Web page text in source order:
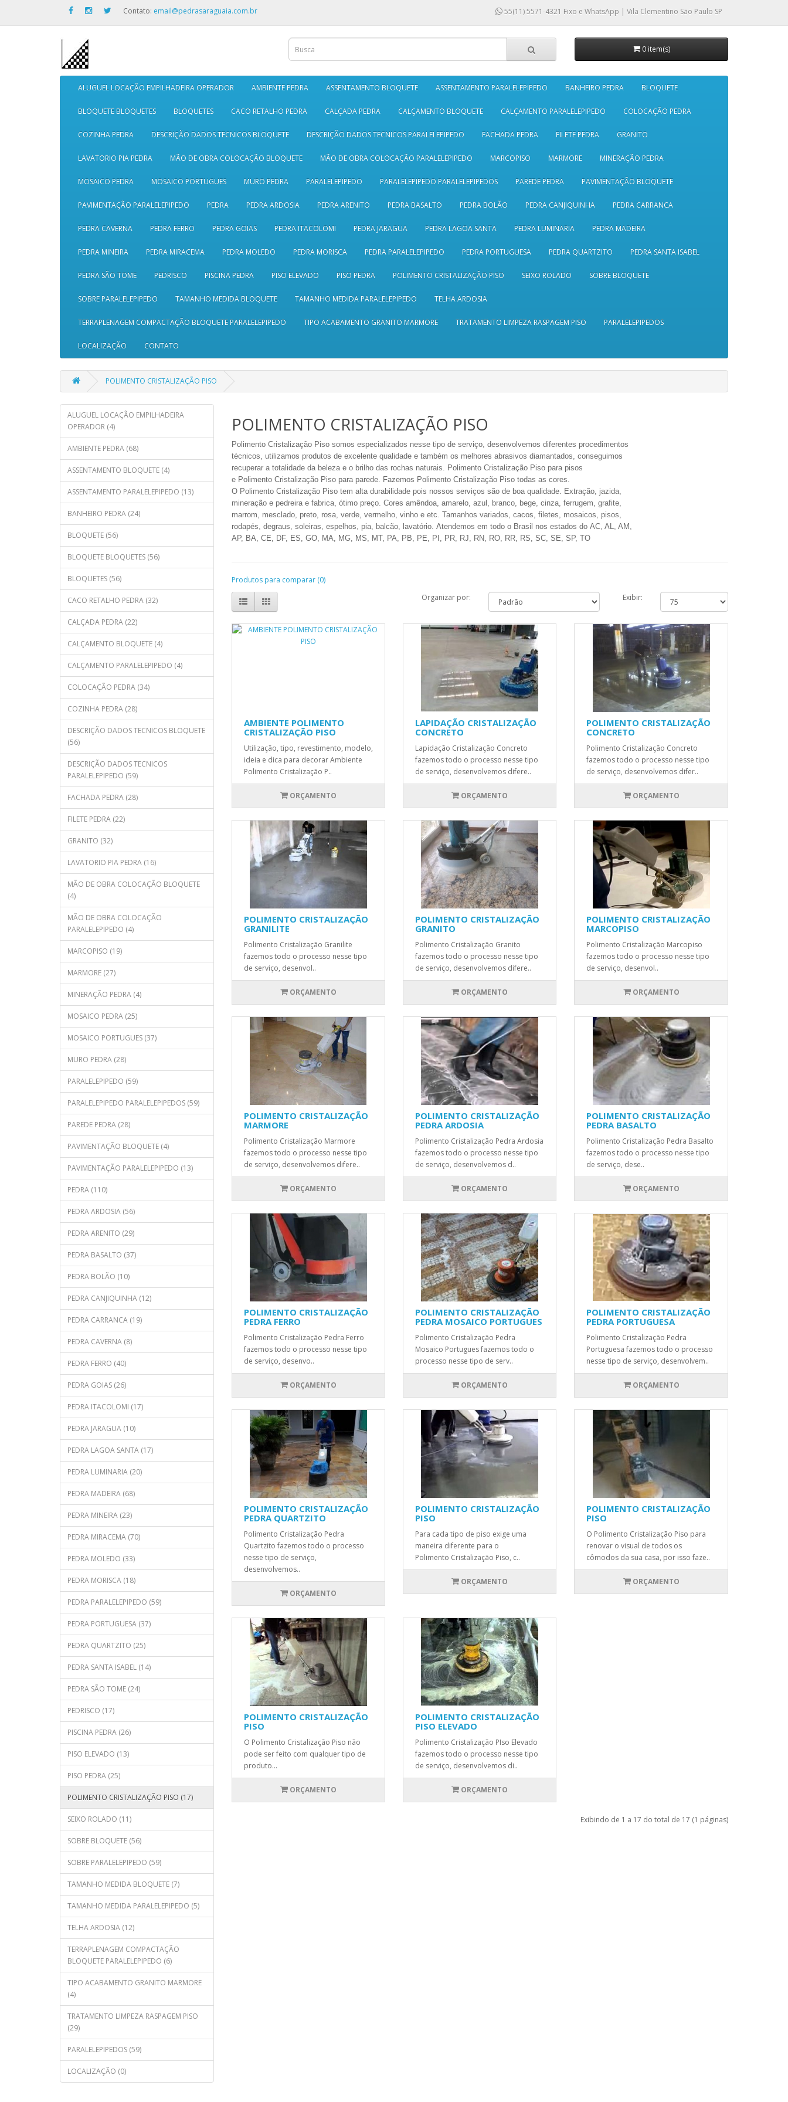
Contato: email@pedrasaraguaia.com.br 55(11) 5571-4321 Fixo e WhatsApp | Vila Clementino São Paulo SP
0 item(s)
ALUGUEL LOCAÇÃO EMPILHADEIRA OPERADOR AMBIENTE PEDRA ASSENTAMENTO BLOQUETE ASSENTAMENTO PARALELEPIPEDO BANHEIRO PEDRA BLOQUETE
BLOQUETE BLOQUETES BLOQUETES CACO RETALHO PEDRA CALÇADA PEDRA CALÇAMENTO BLOQUETE CALÇAMENTO PARALELEPIPEDO COLOCAÇÃO PEDRA
COZINHA PEDRA DESCRIÇÃO DADOS TECNICOS BLOQUETE DESCRIÇÃO DADOS TECNICOS PARALELEPIPEDO FACHADA PEDRA FILETE PEDRA GRANITO
LAVATORIO PIA PEDRA MÃO DE OBRA COLOCAÇÃO BLOQUETE MÃO DE OBRA COLOCAÇÃO PARALELEPIPEDO MARCOPISO MARMORE MINERAÇÃO PEDRA
MOSAICO PEDRA MOSAICO PORTUGUES MURO PEDRA PARALELEPIPEDO PARALELEPIPEDO PARALELEPIPEDOS PAREDE PEDRA PAVIMENTAÇÃO BLOQUETE
PAVIMENTAÇÃO PARALELEPIPEDO PEDRA PEDRA ARDOSIA PEDRA ARENITO PEDRA BASALTO PEDRA BOLÃO PEDRA CANJIQUINHA PEDRA CARRANCA
PEDRA CAVERNA PEDRA FERRO PEDRA GOIAS PEDRA ITACOLOMI PEDRA JARAGUA PEDRA LAGOA SANTA PEDRA LUMINARIA PEDRA MADEIRA
PEDRA MINEIRA PEDRA MIRACEMA PEDRA MOLEDO PEDRA MORISCA PEDRA PARALELEPIPEDO PEDRA PORTUGUESA PEDRA QUARTZITO PEDRA SANTA ISABEL
PEDRA SÃO TOME PEDRISCO PISCINA PEDRA PISO ELEVADO PISO PEDRA POLIMENTO CRISTALIZAÇÃO PISO SEIXO ROLADO SOBRE BLOQUETE
SOBRE PARALELEPIPEDO TAMANHO MEDIDA BLOQUETE TAMANHO MEDIDA PARALELEPIPEDO TELHA ARDOSIA
TERRAPLENAGEM COMPACTAÇÃO BLOQUETE PARALELEPIPEDO TIPO ACABAMENTO GRANITO MARMORE TRATAMENTO LIMPEZA RASPAGEM PISO PARALELEPIPEDOS
LOCALIZAÇÃO CONTATO
POLIMENTO CRISTALIZAÇÃO PISO
ALUGUEL LOCAÇÃO EMPILHADEIRA
OPERADOR (4)
AMBIENTE PEDRA (68)
ASSENTAMENTO BLOQUETE (4)
ASSENTAMENTO PARALELEPIPEDO (13)
BANHEIRO PEDRA (24)
BLOQUETE (56)
BLOQUETE BLOQUETES (56)
BLOQUETES (56)
CACO RETALHO PEDRA (32)
CALÇADA PEDRA (22)
CALÇAMENTO BLOQUETE (4)
CALÇAMENTO PARALELEPIPEDO (4)
COLOCAÇÃO PEDRA (34)
COZINHA PEDRA (28)
DESCRIÇÃO DADOS TECNICOS BLOQUETE
(56)
DESCRIÇÃO DADOS TECNICOS
PARALELEPIPEDO (59)
FACHADA PEDRA (28)
FILETE PEDRA (22)
GRANITO (32)
LAVATORIO PIA PEDRA (16)
MÃO DE OBRA COLOCAÇÃO BLOQUETE
(4)
MÃO DE OBRA COLOCAÇÃO
PARALELEPIPEDO (4)
MARCOPISO (19)
MARMORE (27)
MINERAÇÃO PEDRA (4)
MOSAICO PEDRA (25)
MOSAICO PORTUGUES (37)
MURO PEDRA (28)
PARALELEPIPEDO (59)
PARALELEPIPEDO PARALELEPIPEDOS (59)
PAREDE PEDRA (28)
PAVIMENTAÇÃO BLOQUETE (4)
PAVIMENTAÇÃO PARALELEPIPEDO (13)
PEDRA (110)
PEDRA ARDOSIA (56)
PEDRA ARENITO (29)
PEDRA BASALTO (37)
PEDRA BOLÃO (10)
PEDRA CANJIQUINHA (12)
PEDRA CARRANCA (19)
PEDRA CAVERNA (8)
PEDRA FERRO (40)
PEDRA GOIAS (26)
PEDRA ITACOLOMI (17)
PEDRA JARAGUA (10)
PEDRA LAGOA SANTA (17)
PEDRA LUMINARIA (20)
PEDRA MADEIRA (68)
PEDRA MINEIRA (23)
PEDRA MIRACEMA (70)
PEDRA MOLEDO (33)
PEDRA MORISCA (18)
PEDRA PARALELEPIPEDO (59)
PEDRA PORTUGUESA (37)
PEDRA QUARTZITO (25)
PEDRA SANTA ISABEL (14)
PEDRA SÃO TOME (24)
PEDRISCO (17)
PISCINA PEDRA (26)
PISO ELEVADO (13)
PISO PEDRA (25)
POLIMENTO CRISTALIZAÇÃO PISO (17)
SEIXO ROLADO (11)
SOBRE BLOQUETE (56)
SOBRE PARALELEPIPEDO (59)
TAMANHO MEDIDA BLOQUETE (7)
TAMANHO MEDIDA PARALELEPIPEDO (5)
TELHA ARDOSIA (12)
TERRAPLENAGEM COMPACTAÇÃO
BLOQUETE PARALELEPIPEDO (6)
TIPO ACABAMENTO GRANITO MARMORE
(4)
TRATAMENTO LIMPEZA RASPAGEM PISO
(29)
PARALELEPIPEDOS (59)
LOCALIZAÇÃO (0)
POLIMENTO CRISTALIZAÇÃO PISO
Polimento Cristalização Piso somos especializados nesse tipo de serviço, desenvolvemos diferentes procedimentos
técnicos, utilizamos produtos de excelente qualidade e também os melhores abrasivos diamantados, conseguimos
recuperar a totalidade da beleza e o brilho das rochas naturais. Polimento Cristalização Piso para pisos
e Polimento Cristalização Piso para parede. Fazemos Polimento Cristalização Piso todas as cores.
O Polimento Cristalização Piso tem alta durabilidade pois nossos serviços são de boa qualidade. Extração, jazida,
mineração e pedreirae fabrica, ótimopreço. Cores amêndoa, amarelo, azul, branco, bege, cinza, ferrugem, grafite,
marrom, mesclado, preto, rosa, verde, vermelho, vinho e etc. Tamanhos variados, cacos, filetes, mosaicos, pisos,
rodapés, degraus, soleiras, espelhos, pia, balcão, lavatório. Atendemos em todo o Brasil nos estados do AC, AL, AM,
AP, BA, CE, DF, ES, GO, MA, MG, MS, MT, PA, PB, PE, PI, PR, RJ, RN, RO, RR, RS, SC, SE, SP, TO
Produtos para comparar (0)
Organizar por:
Exibir:
AMBIENTE POLIMENTO
CRISTALIZAÇÃO PISO
Utilização, tipo, revestimento, modelo,
ideia e dica para decorar Ambiente
Polimento Cristalização P..
ORÇAMENTO
LAPIDAÇÃO CRISTALIZAÇÃO
CONCRETO
Lapidação Cristalização Concreto
fazemos todo o processo nesse tipo
de serviço, desenvolvemos difere..
ORÇAMENTO
POLIMENTO CRISTALIZAÇÃO
CONCRETO
Polimento Cristalização Concreto
fazemos todo o processo nesse tipo
de serviço, desenvolvemos difer..
ORÇAMENTO
POLIMENTO CRISTALIZAÇÃO
GRANILITE
Polimento Cristalização Granilite
fazemos todo o processo nesse tipo
de serviço, desenvol..
ORÇAMENTO
POLIMENTO CRISTALIZAÇÃO
GRANITO
Polimento Cristalização Granito
fazemos todo o processo nesse tipo
de serviço, desenvolvemos difere..
ORÇAMENTO
POLIMENTO CRISTALIZAÇÃO
MARCOPISO
Polimento Cristalização Marcopiso
fazemos todo o processo nesse tipo
de serviço, desenvol..
ORÇAMENTO
POLIMENTO CRISTALIZAÇÃO
MARMORE
Polimento Cristalização Marmore
fazemos todo o processo nesse tipo
de serviço, desenvolvemos difere..
ORÇAMENTO
POLIMENTO CRISTALIZAÇÃO
PEDRA ARDOSIA
Polimento Cristalização Pedra Ardosia
fazemos todo o processo nesse tipo
de serviço, desenvolvemos d..
ORÇAMENTO
POLIMENTO CRISTALIZAÇÃO
PEDRA BASALTO
Polimento Cristalização Pedra Basalto
fazemos todo o processo nesse tipo
de serviço, dese..
ORÇAMENTO
POLIMENTO CRISTALIZAÇÃO
PEDRA FERRO
Polimento Cristalização Pedra Ferro
fazemos todo o processo nesse tipo
de serviço, desenvo..
ORÇAMENTO
POLIMENTO CRISTALIZAÇÃO
PEDRA MOSAICO PORTUGUES
Polimento Cristalização Pedra
Mosaico Portugues fazemos todo o
processo nesse tipo de serv..
ORÇAMENTO
POLIMENTO CRISTALIZAÇÃO
PEDRA PORTUGUESA
Polimento Cristalização Pedra
Portuguesa fazemos todo o processo
nesse tipo de serviço, desenvolvem..
ORÇAMENTO
POLIMENTO CRISTALIZAÇÃO
PEDRA QUARTZITO
Polimento Cristalização Pedra
Quartzito fazemos todo o processo
nesse tipo de serviço,
desenvolvemos..
ORÇAMENTO
POLIMENTO CRISTALIZAÇÃO
PISO
Para cada tipo de piso exige uma
maneira diferente para o
Polimento Cristalização Piso, c..
ORÇAMENTO
POLIMENTO CRISTALIZAÇÃO
PISO
O Polimento Cristalização Piso para
renovar o visual de todos os
cômodos da sua casa, por isso faze..
ORÇAMENTO
POLIMENTO CRISTALIZAÇÃO
PISO
O Polimento Cristalização Piso não
pode ser feito com qualquer tipo de
produto...
ORÇAMENTO
POLIMENTO CRISTALIZAÇÃO
PISO ELEVADO
Polimento Cristalização PIso Elevado
fazemos todo o processo nesse tipo
de serviço, desenvolvemos di..
ORÇAMENTO
Exibindo de 1 a 17 do total de 17 (1 páginas)